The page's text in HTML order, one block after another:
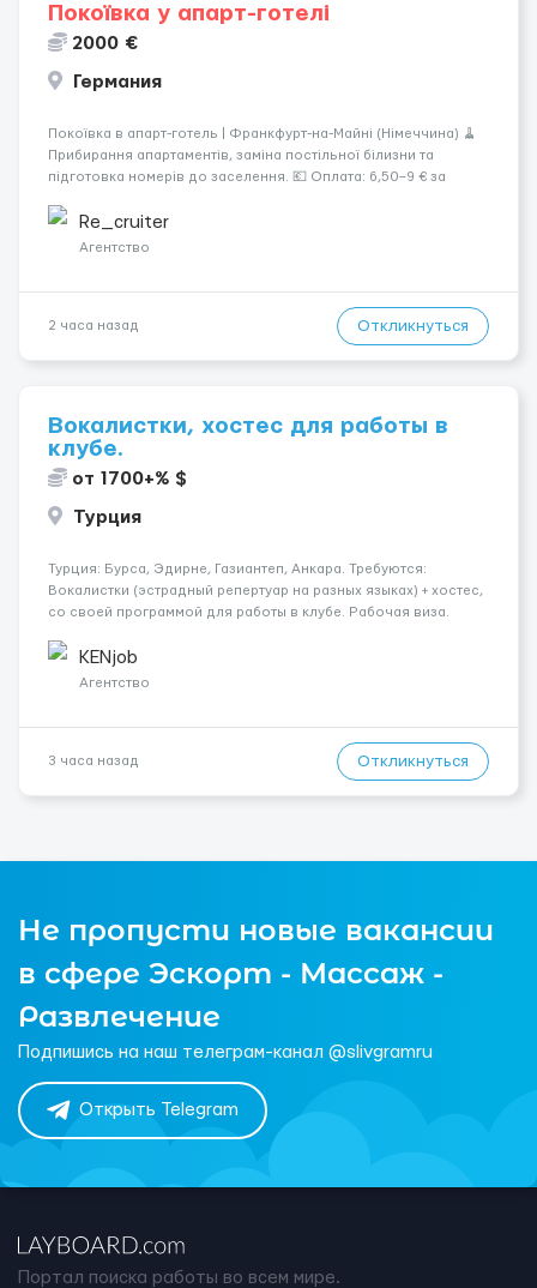
Покоївка у апарт-готелі
2000 €
Германия
Покоївка в апарт-готель | Франкфурт-на-Майні (Німеччина) 🧹
Прибирання апартаментів, заміна постільної білизни та
підготовка номерів до заселення. 💶 Оплата: 6,50–9 € за
близько 2000 € на місяць (після вирахув...
Re_cruiter
Агентство
2 часа назад Откликнуться
Вокалистки, хостес для работы в
клубе.
от 1700+% $
Турция
Турция: Бурса, Эдирне, Газиантеп, Анкара. Требуются:
Вокалистки (эстрадный репертуар на разных языках) + хостеc,
со своей программой для работы в клубе. Рабочая виза.
одного до трех месяцев. Мед. страховка. Высокая зарплат...
KENjob
Агентство
3 часа назад Откликнуться
Не пропусти новые вакансии
в сфере Эскорт - Массаж -
Развлечение
Подпишись на наш телеграм-канал @slivgramru
Открыть Telegram
Портал поиска работы во всем мире.